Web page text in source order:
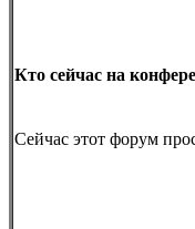
Кто сейчас на
Сейчас этот форум